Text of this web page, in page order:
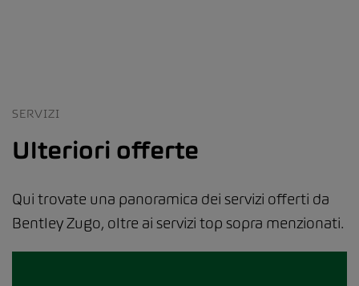
SERVIZI
Ulteriori offerte
Qui trovate una panoramica dei servizi offerti da
Bentley Zugo, oltre ai servizi top sopra menzionati.